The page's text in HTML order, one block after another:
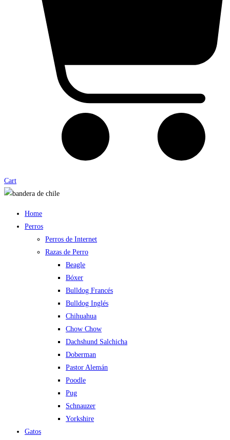
Cart
Home
Perros
Perros de Internet
Razas de Perro
Beagle
Bóxer
Bulldog Francés
Bulldog Inglés
Chihuahua
Chow Chow
Dachshund Salchicha
Doberman
Pastor Alemán
Poodle
Pug
Schnauzer
Yorkshire
Gatos